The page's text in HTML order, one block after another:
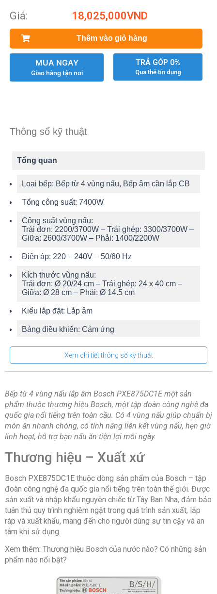
Giá: 18,025,000VND
Thêm vào giỏ hàng
MUA NGAY
Giao hàng tận nơi
TRẢ GÓP 0%
Qua thẻ tín dụng
Thông số kỹ thuật
Tổng quan
Loại bếp: Bếp từ 4 vùng nấu, Bếp âm cần lắp CB
Tổng công suất: 7400W
Công suất vùng nấu:
Trái đơn: 2200/3700W – Trái ghép: 3300/3700W –
Giữa: 2600/3700W – Phải: 1400/2200W
Điện áp: 220 – 240V – 50/60 Hz
Kích thước vùng nấu:
Trái đơn: Ø 20/24 cm – Trái ghép: 24 x 40 cm –
Giữa: Ø 28 cm – Phải: Ø 14.5 cm
Kiểu lắp đặt: Lắp âm
Bảng điều khiển: Cảm ứng
Chất liệu mặt bếp: Kính Ceramic – Schott Ceran
Thương hiệu của:Đức
Sản xuất tại: Tây Ban Nha
Năm ra mắt:2015
Chế độ nấu và tiện ích
Chế độ nấu tự động:
2 chế độ nấu cài đặt sẵn
Loại nồi nấu:
Chỉ sử dụng loại nồi có đế nhiễm từ
Tiện ích:
Nhiều vùng nấu tiện dụng
Liên kết vùng nấu dùng được nồi lớn
Có hẹn giờ
Chức năng giữ ấm
Chức năng chiên
Xem chi tiết thông số kỹ thuật
Bếp từ 4 vùng nấu lắp âm Bosch PXE875DC1E một sản
phẩm thuộc thương hiệu Bosch, một tập đoàn công nghệ đa
quốc gia nổi tiếng trên toàn cầu. Có 4 vùng nấu giúp chuẩn bị
món ăn nhanh chóng, có tính năng liên kết vùng nấu, hẹn giờ
linh hoạt, hỗ trợ bạn nấu ăn tiện lợi mỗi ngày.
Thương hiệu – Xuất xứ
Bosch PXE875DC1E thuộc dòng sản phẩm của Bosch – tập
đoàn công nghệ đa quốc gia nổi tiếng trên toàn thế giới. Được
sản xuất và nhập khẩu nguyên chiếc từ Tây Ban Nha, đảm bảo
tuân thủ quy trình nghiêm ngặt trong quá trình sản xuất, lắp
ráp và xuất khẩu, mang đến cho người dùng sự tin cậy và an
tâm khi sử dụng.
Xem thêm: Thương hiệu Bosch của nước nào? Có những sản
phẩm nào nổi bật?